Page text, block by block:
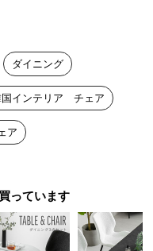
せずに使えます。足にキ
防げて安心して使ってい
ダイニング
国インテリア チェア
ア
っています